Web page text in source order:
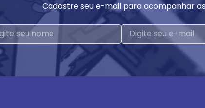
Cadastre seu e-mail para acompanhar